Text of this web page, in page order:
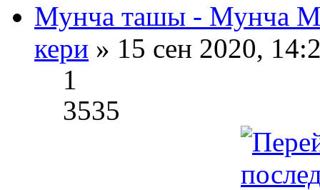
Мунча ташы - Мунча
кери » 15 сен 2020,
1
3535